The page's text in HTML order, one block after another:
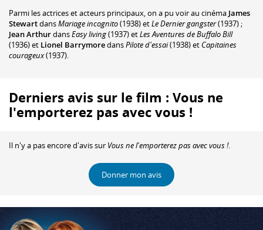
Parmi les actrices et acteurs principaux, on a pu voir au cinéma James
StewartdansMariage incognito(1938) etLe Dernier gangster(1937) ;
Jean ArthurdansEasy living(1937) etLes Aventures de Buffalo Bill
(1936) et Lionel BarrymoredansPilote d'essai(1938) et Capitaines
courageux(1937).
Derniers avis sur le film : Vous ne
l'emporterez pas avec vous !
Il n'y a pas encore d'avis sur Vous ne l'emporterez pas avec vous !.
Donner mon avis